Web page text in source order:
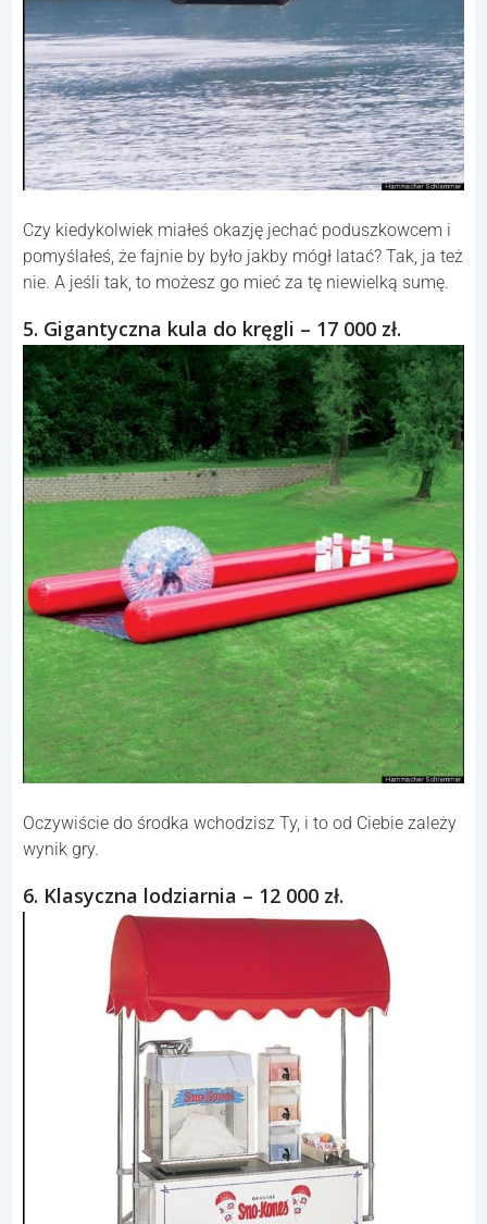
Czy kiedykolwiek miałeś okazję jechać poduszkowcem i
pomyślałeś, że fajnie by było jakby mógł latać? Tak, ja też
nie. A jeśli tak, to możesz go mieć za tę niewielką sumę.
5. Gigantyczna kula do kręgli – 17 000 zł.
Oczywiście do środka wchodzisz Ty, i to od Ciebie zależy
wynik gry.
6. Klasyczna lodziarnia – 12 000 zł.